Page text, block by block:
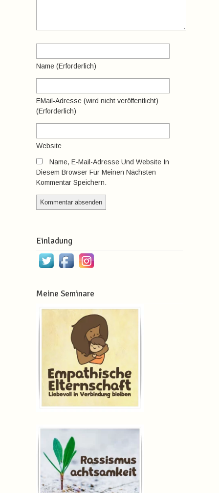
Name (erforderlich)
EMail-Adresse (wird nicht veröffentlicht)
(erforderlich)
Website
Name, E-Mail-Adresse Und Website In
Diesem Browser Für Meinen Nächsten
Kommentar Speichern.
Einladung
Meine Seminare